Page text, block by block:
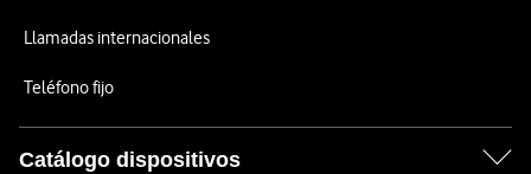
Llamadas internacionales
Teléfono fijo
Catálogo dispositivos